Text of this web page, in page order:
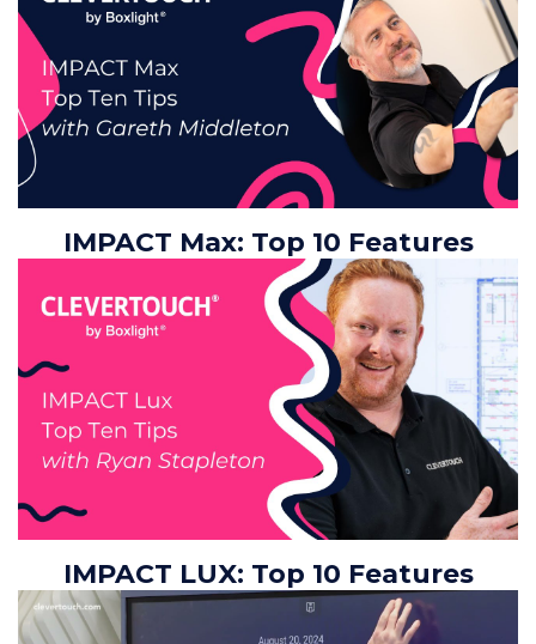
IMPACT Max: Top 10 Features
IMPACT LUX: Top 10 Features